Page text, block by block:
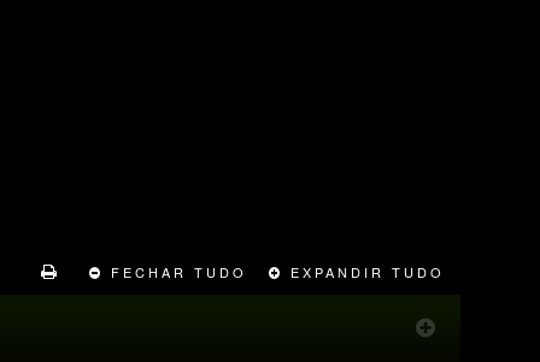
FECHAR TUDO EXPANDIR TUDO